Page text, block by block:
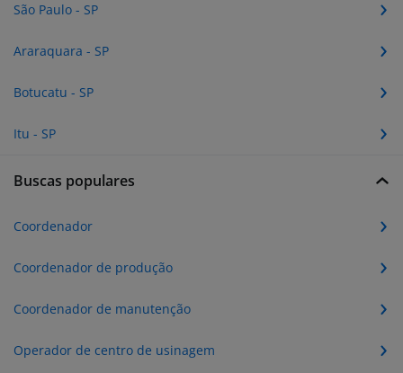
São Paulo - SP
Araraquara - SP
Botucatu - SP
Itu - SP
Buscas populares
Coordenador
Coordenador de produção
Coordenador de manutenção
Operador de centro de usinagem